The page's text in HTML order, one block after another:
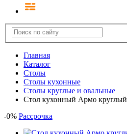
Главная
Каталог
Столы
Столы кухонные
Столы круглые и овальные
Стол кухонный Армо круглый
-0% Рассрочка